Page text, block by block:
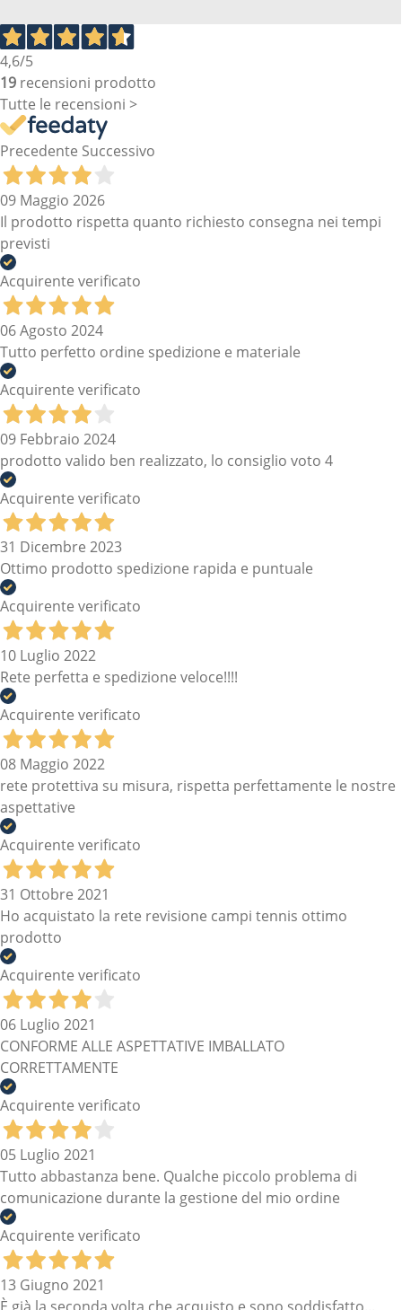
4,6/5
19 recensioni prodotto
Tutte le recensioni >
Precedente Successivo
09 Maggio 2026
Il prodotto rispetta quanto richiesto consegna nei tempi
previsti
Acquirente verificato
06 Agosto 2024
Tutto perfetto ordine spedizione e materiale
Acquirente verificato
09 Febbraio 2024
prodotto valido ben realizzato, lo consiglio voto 4
Acquirente verificato
31 Dicembre 2023
Ottimo prodotto spedizione rapida e puntuale
Acquirente verificato
10 Luglio 2022
Rete perfetta e spedizione veloce!!!!
Acquirente verificato
08 Maggio 2022
rete protettiva su misura, rispetta perfettamente le nostre
aspettative
Acquirente verificato
31 Ottobre 2021
Ho acquistato la rete revisione campi tennis ottimo
prodotto
Acquirente verificato
06 Luglio 2021
CONFORME ALLE ASPETTATIVE IMBALLATO
CORRETTAMENTE
Acquirente verificato
05 Luglio 2021
Tutto abbastanza bene. Qualche piccolo problema di
comunicazione durante la gestione del mio ordine
Acquirente verificato
13 Giugno 2021
È già la seconda volta che acquisto e sono soddisfatto...